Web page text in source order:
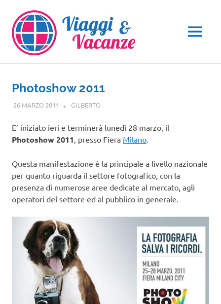
contenuto
MENU
Photoshow 2011
26 MARZO 2011 GILBERTOEVENTI
E’ iniziato ieri e terminerà lunedì 28 marzo, il
Photoshow 2011, presso Fiera Milano.
Questa manifestazione è la principale a livello nazionale
per quanto riguarda il settore fotografico, con la
presenza di numerose aree dedicate al mercato, agli
operatori del settore ed al pubblico in generale.